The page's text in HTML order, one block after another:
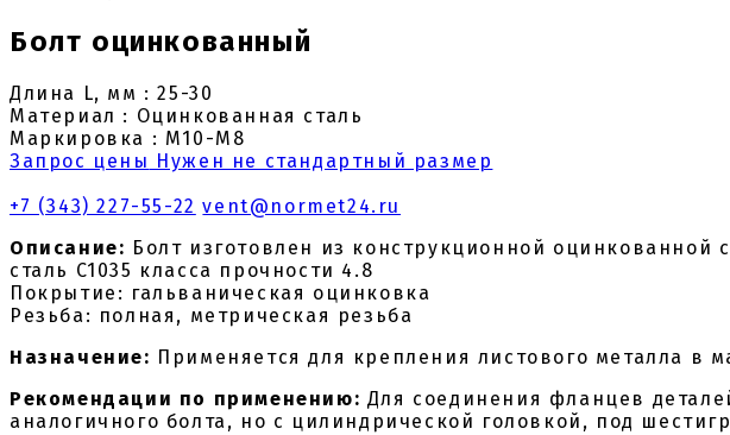
Болт оцинкованный
Длина L, мм : 25-30
Материал : Оцинкованная сталь
Маркировка : М10-М8
Запрос цены Нужен не стандартный размер
+7 (343) 227-55-22 vent@normet24.ru
Описание: Болт изготовлен из конструкционной оцинкованной
сталь C1035 класса прочности 4.8
Покрытие: гальваническая оцинковка
Резьба: полная, метрическая резьба
Назначение: Применяется для крепления листового металла в
Рекомендации по применению: Для соединения фланцев
аналогичного болта, но с цилиндрической головкой, под